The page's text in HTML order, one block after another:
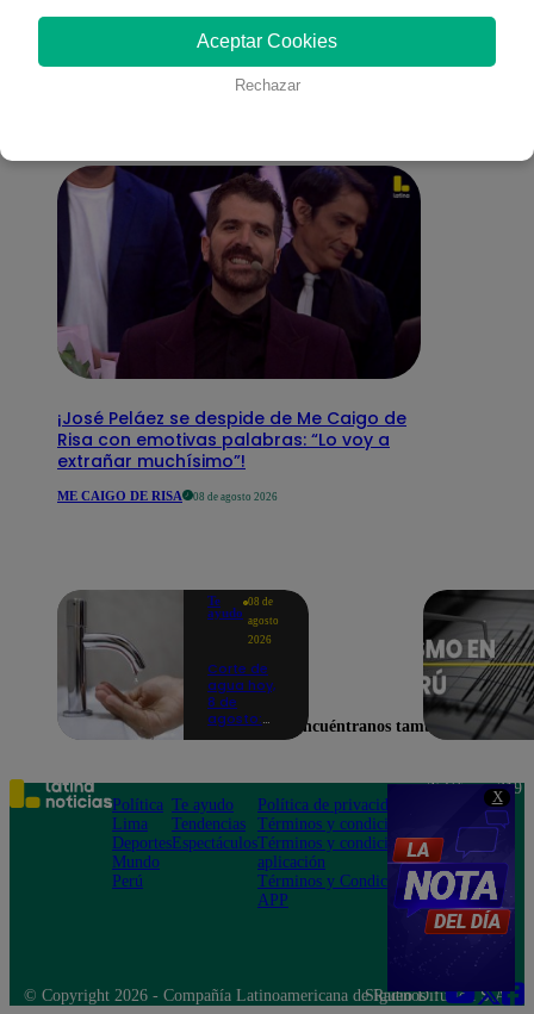
X
También te puede
interesar
¡José Peláez se despide de Me Caigo de
Risa con emotivas palabras: “Lo voy a
extrañar muchísimo”!
ME CAIGO DE RISA 08 de agosto 2026
Te
ayudo
08 de
agosto
2026
Corte de
agua hoy,
8 de
agosto:
sin el
servicio de
Sedapal
Aceptar Cookies
Rechazar
Encuéntranos también en
Política
Lima
Deportes
Mundo
Perú
Te ayudo
Tendencias
Espectáculos
Política de privacidad
Términos y condiciones
Términos y condiciones
aplicación
Términos y Condiciones
APP
Teléfono: 219
Av. San
Felipe 968
Jesús María
© Copyright 2026 - Compañía Latinoamericana de Radio Difusión S.A.
Síguenos